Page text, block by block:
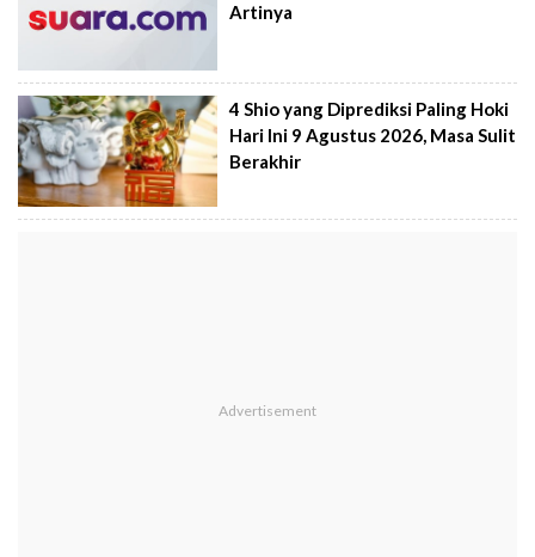
Artinya
4 Shio yang Diprediksi Paling Hoki
Hari Ini 9 Agustus 2026, Masa Sulit
Berakhir